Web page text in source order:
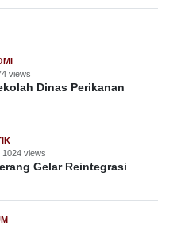
views
Dinas Perikanan
1024 views
Gelar Reintegrasi